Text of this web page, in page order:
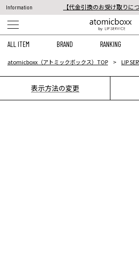
Information
【代金引換のお受け取りに
税込11,000円以上のご注文で
ALL ITEM BRAND RANKING
atomicboxx（アトミックボックス）TOP LIP
表示方法の変更